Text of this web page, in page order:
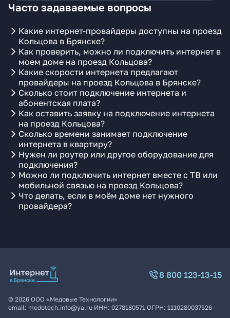
Часто задаваемые вопросы
Какие интернет-провайдеры доступны на проезд
Кольцова в Брянске?
Как проверить, можно ли подключить интернет в
моем доме на проезд Кольцова?
Какие скорости интернета предлагают
провайдеры на проезд Кольцова в Брянске?
Сколько стоит подключение интернета и
абонентская плата?
Как оставить заявку на подключение интернета
на проезд Кольцова?
Сколько времени занимает подключение
интернета в квартиру?
Нужен ли роутер или другое оборудование для
подключения?
Можно ли подключить интернет вместе с ТВ или
мобильной связью на проезд Кольцова?
Что делать, если в моём доме нет нужного
провайдера?
8 800 123-13-15
© 2026 ООО «Медовые Технологии»
email: medotech.info@ya.ru ИНН: 0278180571 ОГРН: 1110280037526